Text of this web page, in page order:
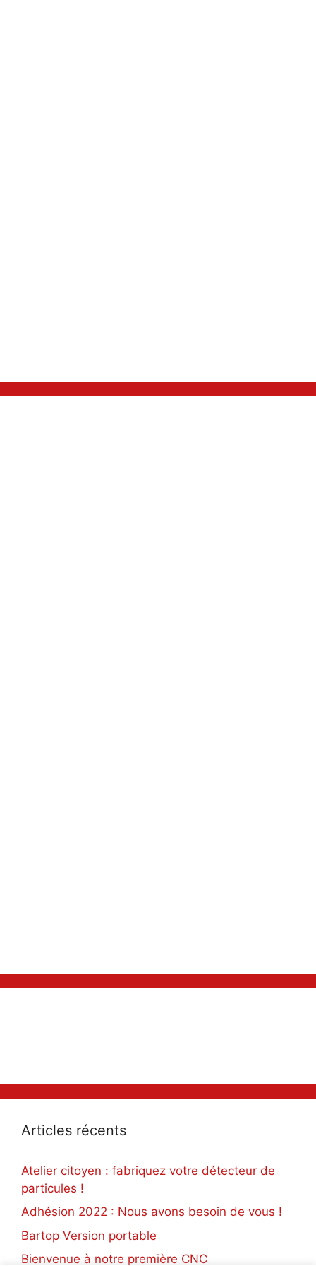
Articles récents
Atelier citoyen : fabriquez votre détecteur de
particules !
Adhésion 2022 : Nous avons besoin de vous !
Bartop Version portable
Bienvenue à notre première CNC